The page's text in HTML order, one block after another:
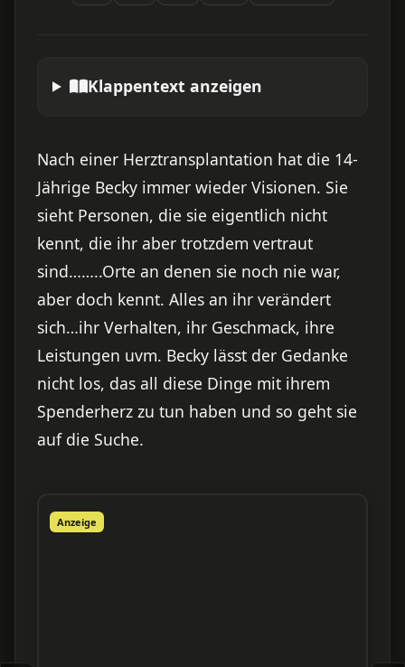
Klappentext anzeigen
Nach einer Herztransplantation hat die 14-
Jährige Becky immer wieder Visionen. Sie
sieht Personen, die sie eigentlich nicht
kennt, die ihr aber trotzdem vertraut
sind……..Orte an denen sie noch nie war,
aber doch kennt. Alles an ihr verändert
sich…ihr Verhalten, ihr Geschmack, ihre
Leistungen uvm. Becky lässt der Gedanke
nicht los, das all diese Dinge mit ihrem
Spenderherz zu tun haben und so geht sie
auf die Suche.
Anzeige